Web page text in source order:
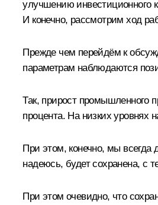
улучшению инвестиционного
И конечно, рассмотрим ход
Прежде чем перейдём к
параметрам наблюдаются
Так, прирост промышленного
процента. На низких уровнях
При этом, конечно, мы всегда
надеюсь, будет сохранена, с
При этом очевидно, что